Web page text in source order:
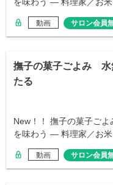
動画 サロン会員
撫子の菓子ごよみ 水
たる
New！！ 撫子の菓子ご
を味わう ― 料理家／お米
動画 サロン会員